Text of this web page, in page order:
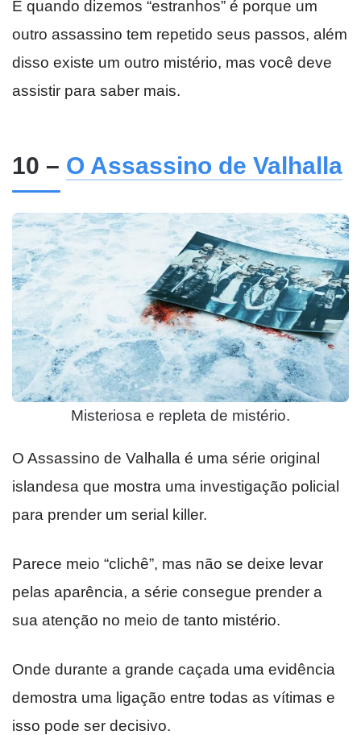
E quando dizemos “estranhos” é porque um
outro assassino tem repetido seus passos, além
disso existe um outro mistério, mas você deve
assistir para saber mais.
10 – O Assassino de Valhalla
Misteriosa e repleta de mistério.
O Assassino de Valhalla é uma série original
islandesa que mostra uma investigação policial
para prender um serial killer.
Parece meio “clichê”, mas não se deixe levar
pelas aparência, a série consegue prender a
sua atenção no meio de tanto mistério.
Onde durante a grande caçada uma evidência
demostra uma ligação entre todas as vítimas e
isso pode ser decisivo.